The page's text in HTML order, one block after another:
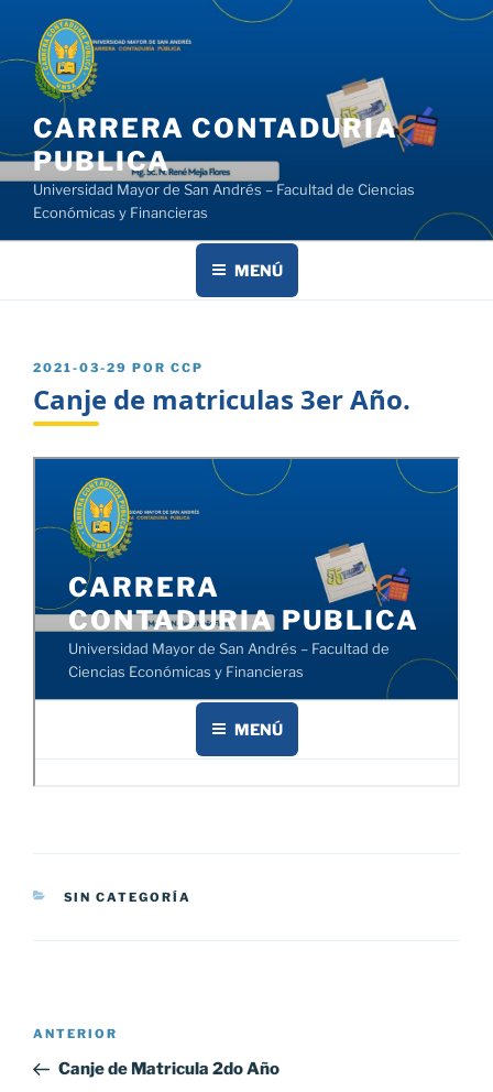
contenido
CARRERA CONTADURIA
PUBLICA
Universidad Mayor de San Andrés – Facultad de Ciencias
Económicas y Financieras
MENÚ
PUBLICADO
2021-03-29 POR CCP
Canje de matriculas 3er Año.
CATEGORÍAS
SIN CATEGORÍA
Navegación
entradas
Entrada
anterior:
ANTERIOR
Canje de Matricula 2do Año